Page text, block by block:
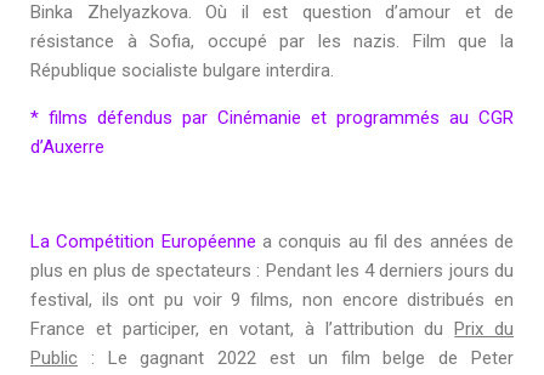
Binka Zhelyazkova. Où il est question d’amour et de
résistance à Sofia, occupé par les nazis. Film que la
République socialiste bulgare interdira.
* films défendus par Cinémanie et programmés au CGR
d’Auxerre
La Compétition Européenne a conquis au fil des années de
plus en plus de spectateurs : Pendant les 4 derniers jours du
festival, ils ont pu voir 9 films, non encore distribués en
France et participer, en votant, à l’attribution duPrix du
Public : Le gagnant 2022 est un film belge de Peter